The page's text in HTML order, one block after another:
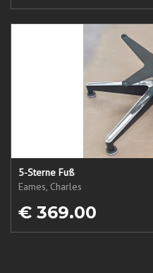
5-Sterne Fuß
Eames, Charles
€ 369.00